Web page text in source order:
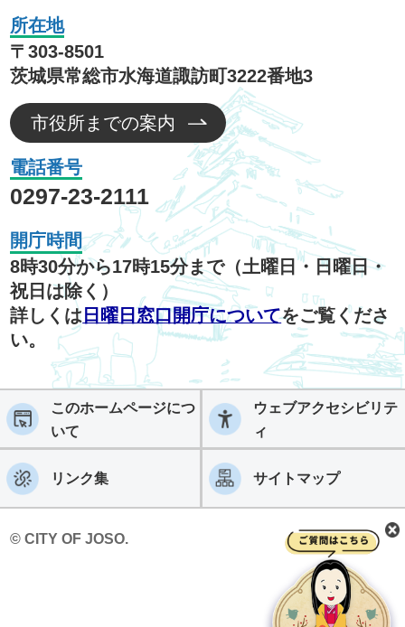
所在地
〒303-8501
茨城県常総市水海道諏訪町3222番地3
市役所までの案内
電話番号
0297-23-2111
開庁時間
8時30分から17時15分まで（土曜日・日曜日・
祝日は除く）
詳しくは 日曜日窓口開庁についてをご覧くださ
い。
このホームページにつ
いて
ウェブアクセシビリテ
ィ
リンク集 サイトマップ
© CITY OF JOSO.